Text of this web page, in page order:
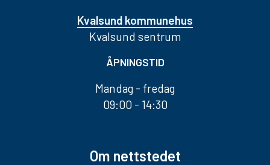
Kvalsund kommunehus
Kvalsund sentrum
ÅPNINGSTID
Mandag - fredag
09:00 - 14:30
Om nettstedet